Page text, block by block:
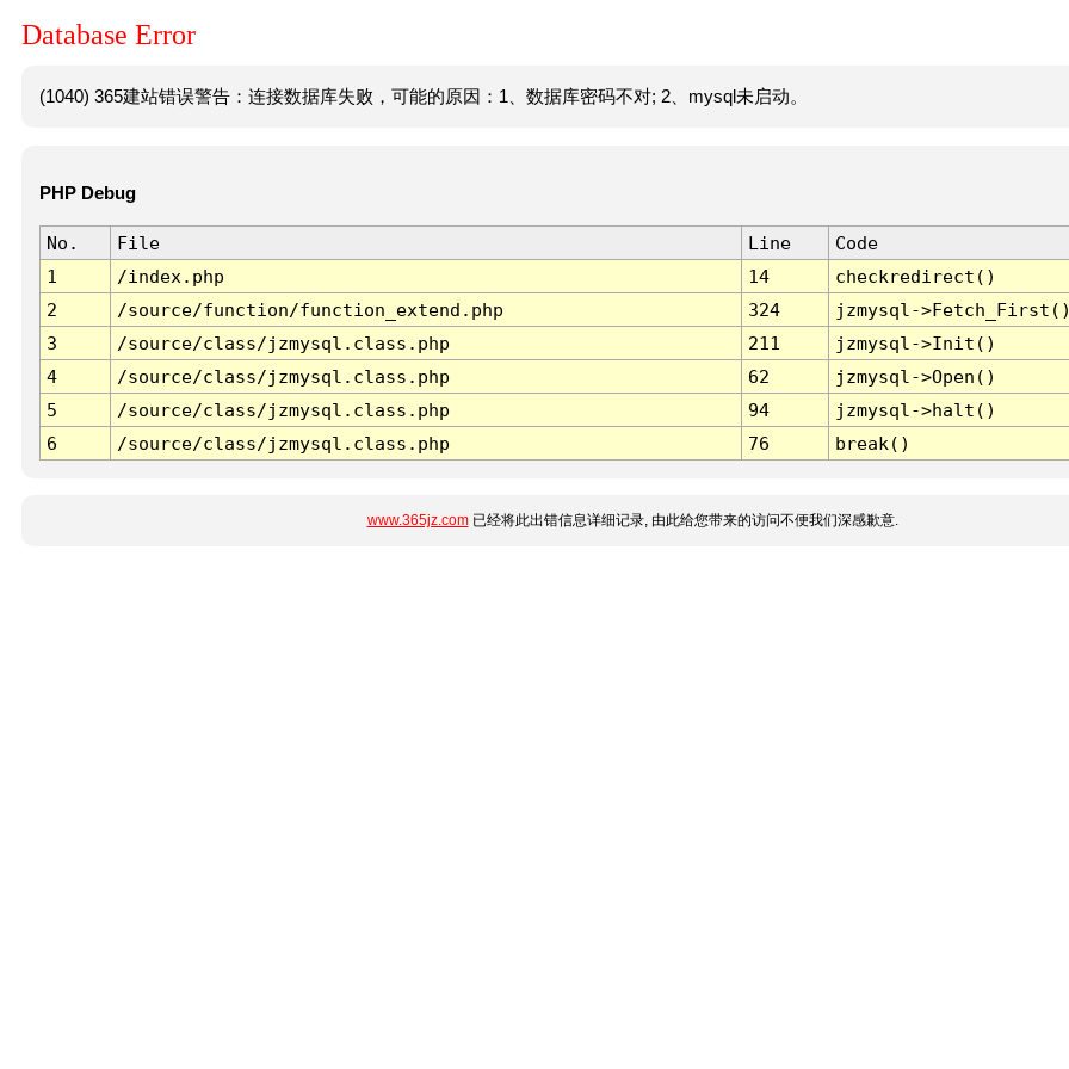
Database Error
(1040) 365建站错误警告：连接数据库失败，可能的原因：1、数据库密码不对; 2、mysql未启动。
PHP Debug
No. File Line
Code
1
/index.php 14
checkredirect()
2
/source/function/function_extend.php 324
jzmysql-
3
/source/class/jzmysql.class.php 211
jzmysql->Init()
4
/source/class/jzmysql.class.php 62
jzmysql->Open()
5
/source/class/jzmysql.class.php 94
jzmysql->halt()
6
/source/class/jzmysql.class.php 76 break()
www.365jz.com已经将此出错信息详细记录, 由此给您带来的访问不便我们深感歉意.